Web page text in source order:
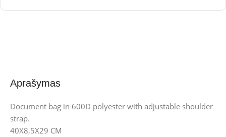
Aprašymas
Document bag in 600D polyester with adjustable shoulder
strap.
40X8,5X29 CM